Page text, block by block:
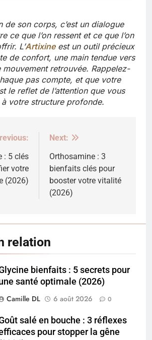
de son corps, c’est un dialogue
ce que l’on ressent et ce que l’on
L’Artixineest un outil précieux
de confort, une main tendue vers
mouvement retrouvée. Rappelez-
pas compte, et que votre
le reflet de l’attention que vous
votre structure profonde.
: 5 clés
votre
(2026)
Next:
Orthosamine : 3
bienfaits clés pour
booster votre vitalité
(2026)
relation
bienfaits : 5 secrets pour
santé optimale (2026)
Camille DL
6 août 2026 0
salé en bouche : 3 réflexes
pour stopper la gêne